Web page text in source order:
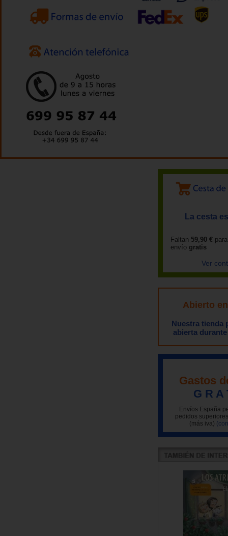
La cesta
Faltan 59,90 €
envío gratis
Ver
Abierto
Nuestra tienda
abierta
Gastos
G R A
Envíos España
pedidos
(más iva)